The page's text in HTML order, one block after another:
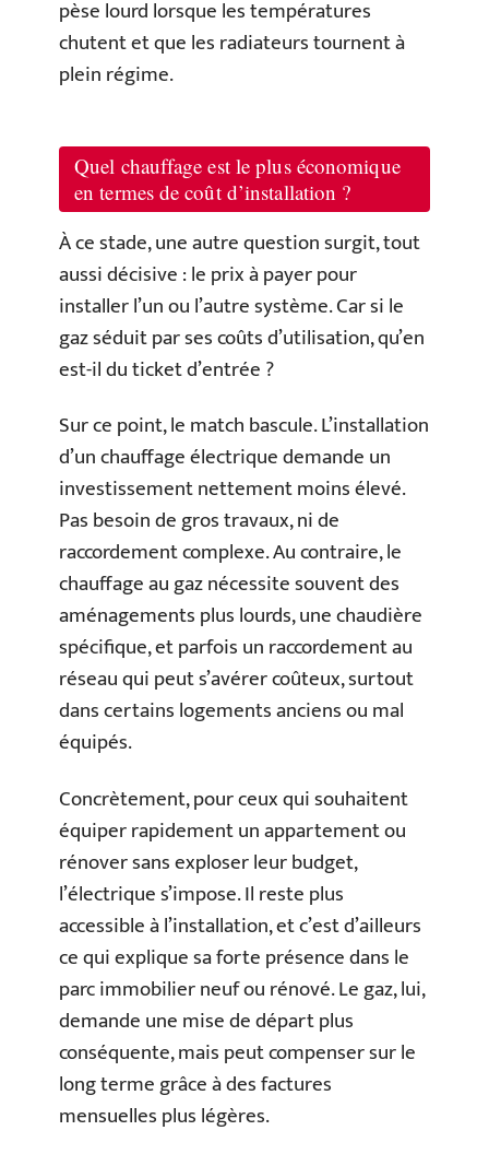
pèse lourd lorsque les températures
chutent et que les radiateurs tournent à
plein régime.
Quel chauffage est le plus économique
en termes de coût d’installation ?
À ce stade, une autre question surgit, tout
aussi décisive : le prix à payer pour
installer l’un ou l’autre système. Car si le
gaz séduit par ses coûts d’utilisation, qu’en
est-il du ticket d’entrée ?
Sur ce point, le match bascule. L’installation
d’un chauffage électrique demande un
investissement nettement moins élevé.
Pas besoin de gros travaux, ni de
raccordement complexe. Au contraire, le
chauffage au gaz nécessite souvent des
aménagements plus lourds, une chaudière
spécifique, et parfois un raccordement au
réseau qui peut s’avérer coûteux, surtout
dans certains logements anciens ou mal
équipés.
Concrètement, pour ceux qui souhaitent
équiper rapidement un appartement ou
rénover sans exploser leur budget,
l’électrique s’impose. Il reste plus
accessible à l’installation, et c’est d’ailleurs
ce qui explique sa forte présence dans le
parc immobilier neuf ou rénové. Le gaz, lui,
demande une mise de départ plus
conséquente, mais peut compenser sur le
long terme grâce à des factures
mensuelles plus légères.